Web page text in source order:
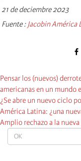
OK
21 de deciembre 2023
Fuente :Jacobin América
Pensar los (nuevos)
americanas en un mundo
¿Se abre un nuevo ciclo
América Latina: ¿una
Amplio rechazo a la